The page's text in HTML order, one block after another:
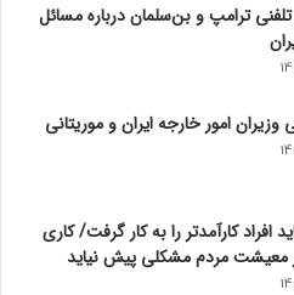
ترامپ و بن‌سلمان درباره مسائل
وزیران امور خارجه ایران و موریتانی
افراد کارآمدتر را به کار گرفت/ کاری
معیشت مردم مشکلی پیش نیاید